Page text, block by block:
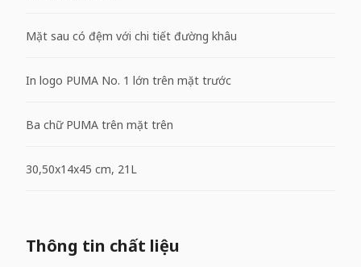
Mặt sau có đệm với chi tiết đường khâu
In logo PUMA No. 1 lớn trên mặt trước
Ba chữ PUMA trên mặt trên
30,50x14x45 cm, 21L
Thông tin chất liệu